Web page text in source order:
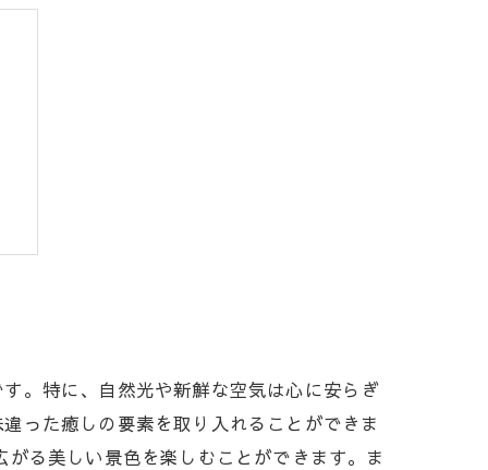
。特に、自然光や新鮮な空気は心に安らぎ
った癒しの要素を取り入れることができま
る美しい景色を楽しむことができます。ま